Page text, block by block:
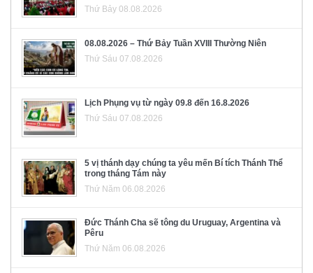
Thứ Bảy 08.08.2026
08.08.2026 – Thứ Bảy Tuần XVIII Thường Niên
Thứ Sáu 07.08.2026
Lịch Phụng vụ từ ngày 09.8 đến 16.8.2026
Thứ Sáu 07.08.2026
5 vị thánh dạy chúng ta yêu mến Bí tích Thánh Thể
trong tháng Tám này
Thứ Năm 06.08.2026
Đức Thánh Cha sẽ tông du Uruguay, Argentina và
Pêru
Thứ Năm 06.08.2026